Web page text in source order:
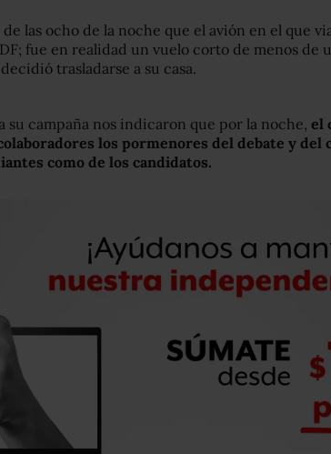
las ocho de la noche que el avión en el que
fue en realidad un vuelo corto de menos de
trasladarse a su casa.
su campaña nos indicaron que por la noche, el
los pormenores del debate y
como de los candidatos.